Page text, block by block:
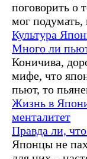
поговорить о
мог подумать,
Культура
Много ли
Коничива,
мифе, что
пьют, то
Жизнь в
менталитет
Правда ли,
Японцы не